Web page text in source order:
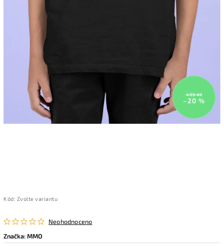
499 Kč
–20 %
Kód: Zvolte variantu
Neohodnoceno
Značka:MMO